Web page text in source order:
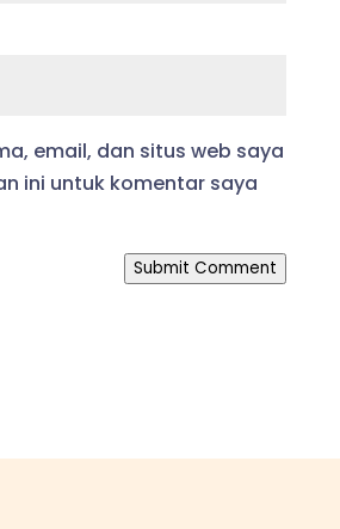
email, dan situs web saya
ini untuk komentar saya
Submit Comment